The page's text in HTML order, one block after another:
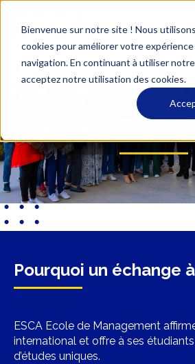
Bienvenue sur notre site ! Nous
cookies pour améliorer votre
navigation. En continuant à utiliser
acceptez notre utilisation des cookies.
Relations
Pourquoi un échange à
ESCA Ecole de Management
international et offre à ses
d’études uniques.